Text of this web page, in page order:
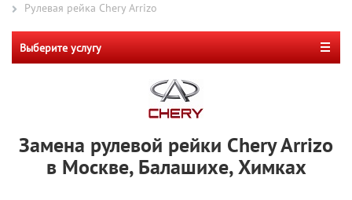
Рулевая рейка Chery Arrizo
Выберите услугу
Замена рулевой рейки Chery Arrizo
в Москве, Балашихе, Химках